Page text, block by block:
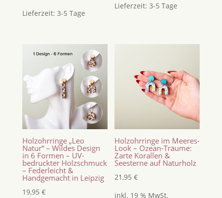
Lieferzeit: 3-5 Tage
Lieferzeit:3-5 Tage
Holzohrringe „Leo
Natur“ – Wildes Design
in 6 Formen – UV-
bedruckter Holzschmuck
– Federleicht &
Handgemacht in Leipzig
19,95 €
Holzohrringe im Meeres-
Look – Ozean-Träume:
Zarte Korallen &
Seesterne auf Naturholz
21,95€
inkl. 19 % MwSt.